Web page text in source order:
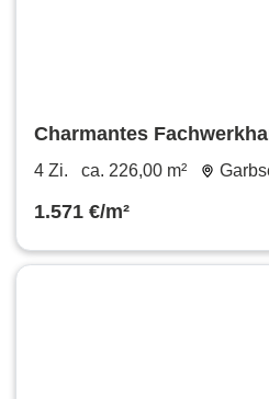
Charmantes
Ricklingen
4 Zi. ca. 226,00 m²
1.571 €/m²